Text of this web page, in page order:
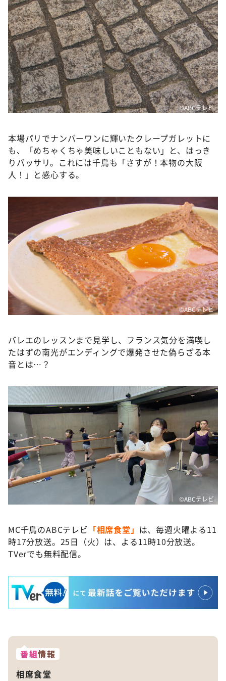
©️ABCテレビ
本場パリでナンバーワンに輝いたクレープガレットに
も、「めちゃくちゃ美味しいこともない」と、はっき
りバッサリ。これには千鳥も「さすが！本物の大阪
人！」と感心する。
©️ABCテレビ
バレエのレッスンまで見学し、フランス気分を満喫し
たはずの南光がエンディングで爆発させた偽らざる本
音とは…？
©️ABCテレビ
MC千鳥のABCテレビ 「相席食堂」 は、毎週火曜よる11
時17分放送。25日（火）は、よる11時10分放送。
TVerでも無料配信。
番組情報
相席食堂